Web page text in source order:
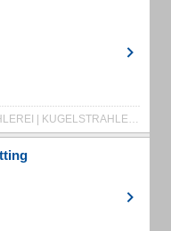
INDUSTRIESTRAHLEREI | SANDSTRAHLEREI | KUGELSTRAHLEREI | PULVERBESCHICHTUNG | GLASPERLENSTRAHLEN